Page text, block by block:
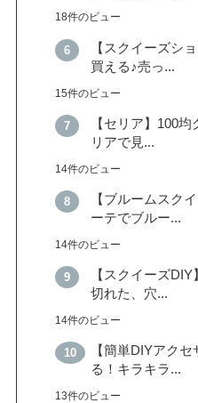
18件のビュー
【スクイーズシ
買える♪売っ...
15件のビュー
【セリア】100
リアで見...
14件のビュー
【ブルームスク
ーテでブルー...
14件のビュー
【スクイーズ
切れた、穴...
14件のビュー
【簡単DIYアク
る！キラキラ...
13件のビュー